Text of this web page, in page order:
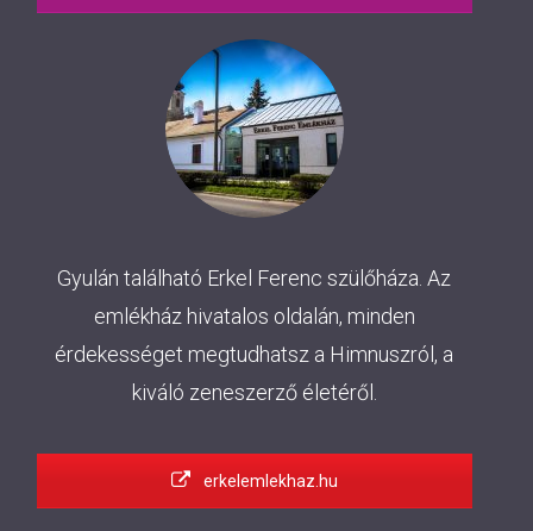
Gyulán található Erkel Ferenc szülőháza. Az
emlékház hivatalos oldalán, minden
érdekességet megtudhatsz a Himnuszról, a
kiváló zeneszerző életéről.
erkelemlekhaz.hu